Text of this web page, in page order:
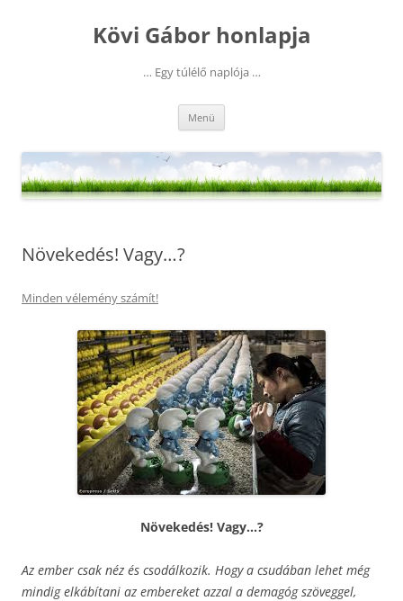
Kövi Gábor honlapja
… Egy túlélő naplója …
Menü
Növekedés! Vagy…?
Minden vélemény számít!
Növekedés! Vagy…?
Az ember csak néz és csodálkozik. Hogy a csudában lehet még
mindig elkábítani az embereket azzal a demagóg szöveggel,